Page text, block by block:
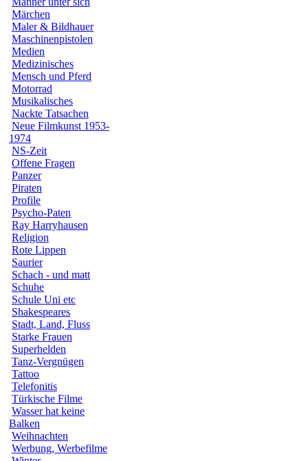
Märchen
Maler & Bildhauer
Maschinenpistolen
Medien
Medizinisches
Mensch und Pferd
Motorrad
Musikalisches
Nackte Tatsachen
Neue Filmkunst 1953-
1974
NS-Zeit
Offene Fragen
Panzer
Piraten
Profile
Psycho-Paten
Ray Harryhausen
Religion
Rote Lippen
Saurier
Schach - und matt
Schuhe
Schule Uni etc
Shakespeares
Stadt, Land, Fluss
Starke Frauen
Superhelden
Tanz-Vergnügen
Tattoo
Telefonitis
Türkische Filme
Wasser hat keine
Balken
Weihnachten
Werbung, Werbefilme